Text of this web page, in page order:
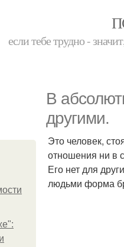
если тебе трудно -
В
другими.
Это человек,
отношения ни в
Его нет для
людьми форма